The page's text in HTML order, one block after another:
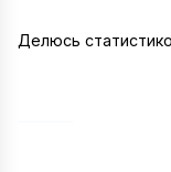
Делюсь